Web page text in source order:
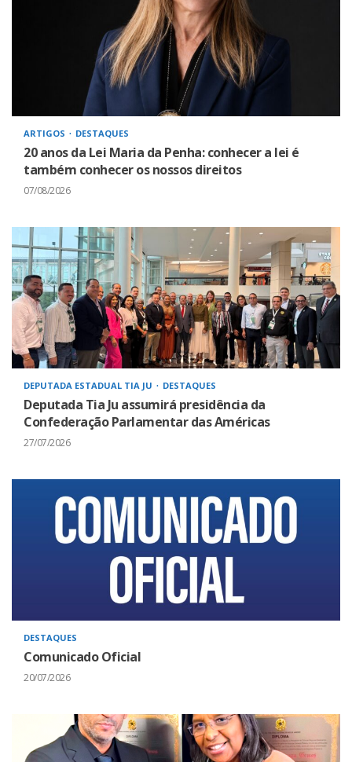
ARTIGOS DESTAQUES
20 anos da Lei Maria da Penha: conhecer a lei é
também conhecer os nossos direitos
07/08/2026
DEPUTADA ESTADUAL TIA JU DESTAQUES
Deputada Tia Ju assumirá presidência da
Confederação Parlamentar das Américas
27/07/2026
DESTAQUES
Comunicado Oficial
20/07/2026